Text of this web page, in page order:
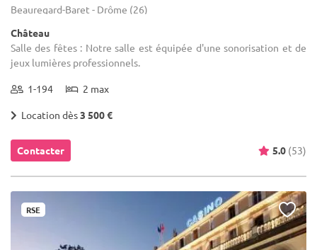
Beauregard-Baret - Drôme (26)
Château
Salle des fêtes : Notre salle est équipée d'une sonorisation et de
jeux lumières professionnels.
1-194 2 max
Location dès3 500 €
Contacter 5.0 (53)
RSE